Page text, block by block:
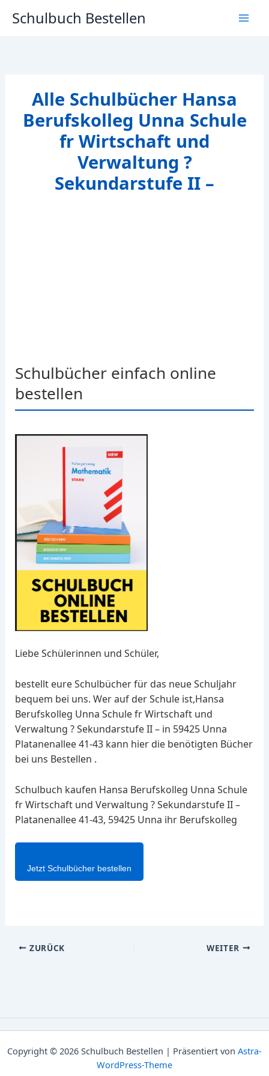
InhaltSchulbuch Bestellen
Alle Schulbücher Hansa
Berufskolleg Unna Schule
fr Wirtschaft und
Verwaltung ?
Sekundarstufe II –
Schulbücher einfach online
bestellen
Liebe Schülerinnen und Schüler,
bestellt eure Schulbücher für das neue Schuljahr
bequem bei uns. Wer auf der Schule ist,Hansa
Berufskolleg Unna Schule fr Wirtschaft und
Verwaltung ? Sekundarstufe II – in 59425 Unna
Platanenallee 41-43 kann hier die benötigten Bücher
bei uns Bestellen .
Schulbuch kaufen Hansa Berufskolleg Unna Schule
fr Wirtschaft und Verwaltung ? Sekundarstufe II –
Platanenallee 41-43, 59425 Unna ihr Berufskolleg
Jetzt Schulbücher bestellen
ZURÜCK WEITER
Copyright © 2026 Schulbuch Bestellen | Präsentiert von Astra-
WordPress-Theme